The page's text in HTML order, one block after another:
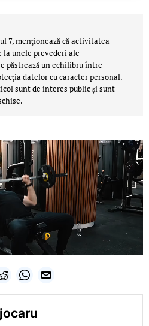
7, menţionează că activitatea
unele prevederi ale
păstrează un echilibru între
datelor cu caracter personal.
sunt de interes public și sunt